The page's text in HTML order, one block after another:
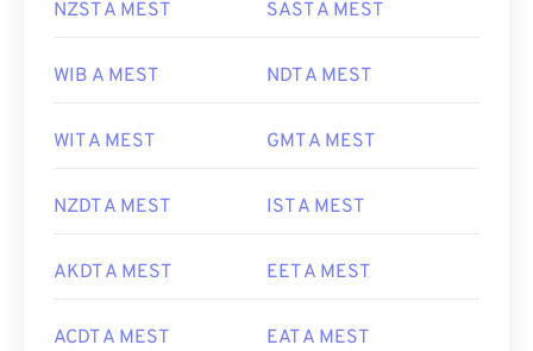
NZST A MEST SAST A MEST
WIB A MEST NDT A MEST
WIT A MEST GMT A MEST
NZDT A MEST IST A MEST
AKDT A MEST EET A MEST
ACDT A MEST EAT A MEST